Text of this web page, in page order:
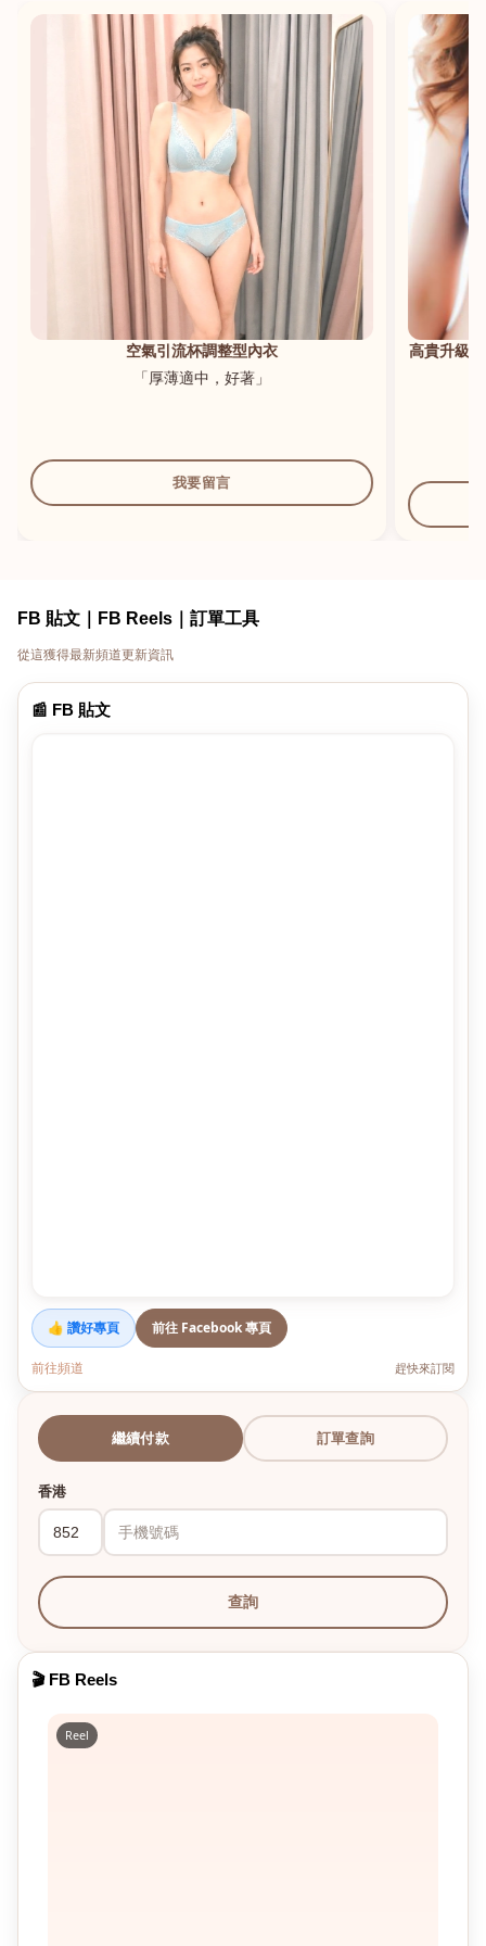
空氣引流杯調整型內衣
「厚薄適中，好著」
我要留言
高貴升級
FB 貼文｜FB Reels｜訂單工具
從這獲得最新頻道更新資訊
📰 FB 貼文
👍 讚好專頁 前往 Facebook 專頁
前往頻道 趕快來訂閱
繼續付款 訂單查詢
香港
查詢
🎬 FB Reels
Reel
港澳中文
English